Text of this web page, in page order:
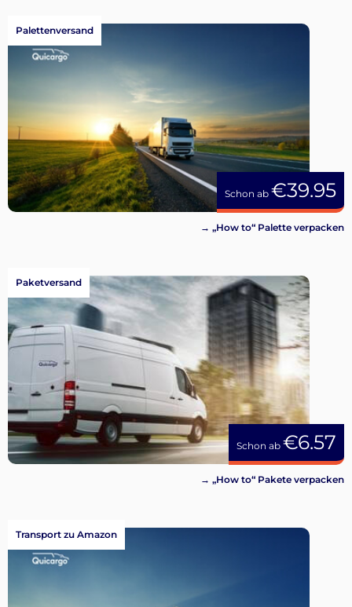
Schon ab €39.95
Palettenversand
→ „How to“ Palette verpacken
Schon ab €6.57
Paketversand
→ „How to“ Pakete verpacken
Transport zu Amazon